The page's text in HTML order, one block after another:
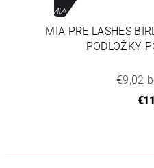
MIA PRE LASHES
PODLOŽKY
€9,02